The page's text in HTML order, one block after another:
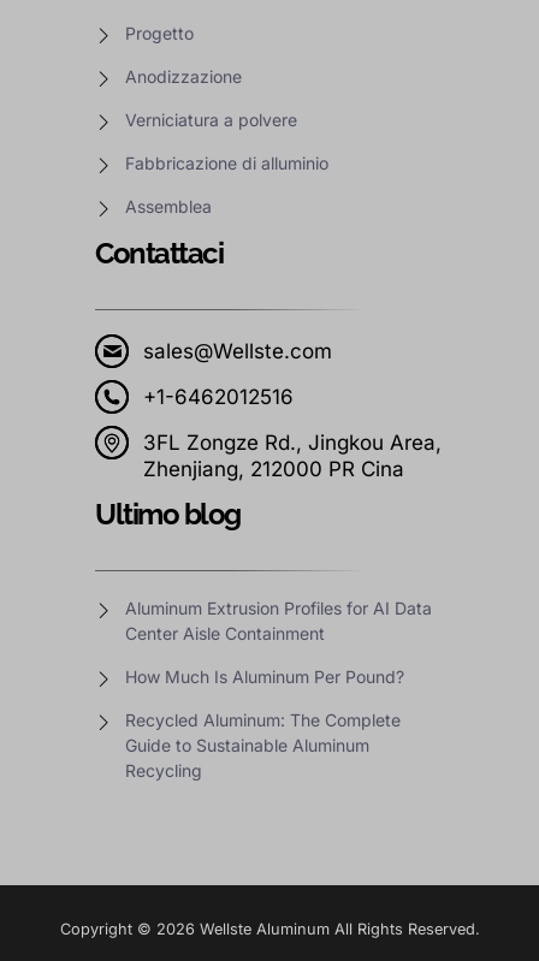
Progetto
Anodizzazione
Verniciatura a polvere
Fabbricazione di alluminio
Assemblea
Contattaci
sales@Wellste.com
+1-6462012516
3FL Zongze Rd., Jingkou Area,
Zhenjiang, 212000 PR Cina
Ultimo blog
Aluminum Extrusion Profiles for AI Data
Center Aisle Containment
How Much Is Aluminum Per Pound?
Recycled Aluminum: The Complete
Guide to Sustainable Aluminum
Recycling
Copyright © 2026 Wellste Aluminum All Rights Reserved.